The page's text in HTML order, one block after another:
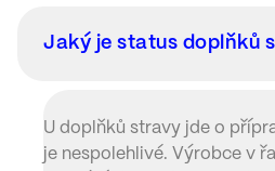
Jaký je status doplňků
U doplňků stravy jde o
je nespolehlivé. Výrobce v